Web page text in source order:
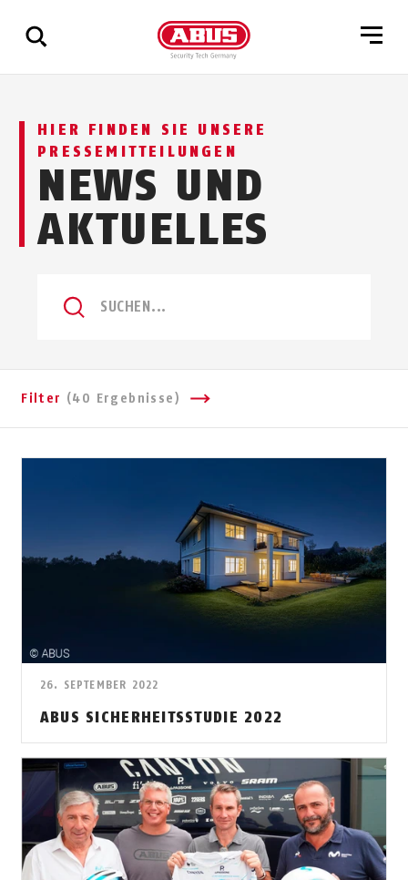
alle
Ergebnisse
HIER FINDEN SIE UNSERE
PRESSEMITTEILUNGEN
NEWS UND
AKTUELLES
SUCHEN...
Filter (40 Ergebnisse)
26. SEPTEMBER 2022
ABUS SICHERHEITSSTUDIE 2022